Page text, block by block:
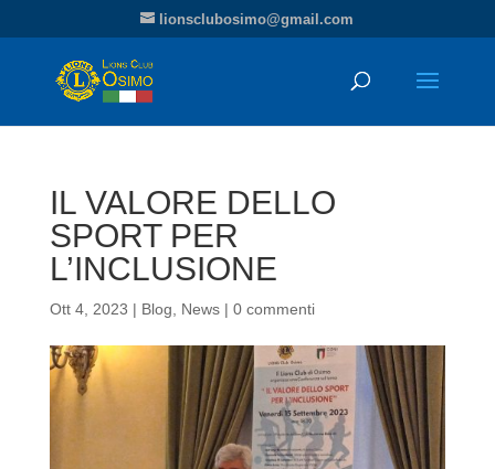
lionsclubosimo@gmail.com
IL VALORE DELLO
SPORT PER
L’INCLUSIONE
Ott 4, 2023 | Blog News| 0 commenti